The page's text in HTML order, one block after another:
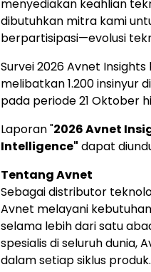
menyediakan keahlian
dibutuhkan mitra kami
berpartisipasi—evolusi
Survei 2026 Avnet
melibatkan 1.200 insinyur
pada periode 21 Oktober
Laporan "2026 Avnet
Intelligence" dapat
Tentang Avnet
Sebagai distributor
Avnet melayani
selama lebih dari satu
spesialis di seluruh dunia,
dalam setiap siklus